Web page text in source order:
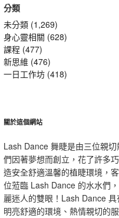
鍵
字:
分類
未分類 (1,269)
身心靈相關 (628)
課程 (477)
新思維 (476)
一日工作坊 (418)
關於這個網站
Lash Dance 舞睫是由三位親
們因著夢想而創立，花了許多
造安全舒適溫馨的植睫環境，
位蒞臨 Lash Dance 的水水們
麗迷人的雙眼！Lash Dance 具
明亮舒適的環境、熱情親切的服